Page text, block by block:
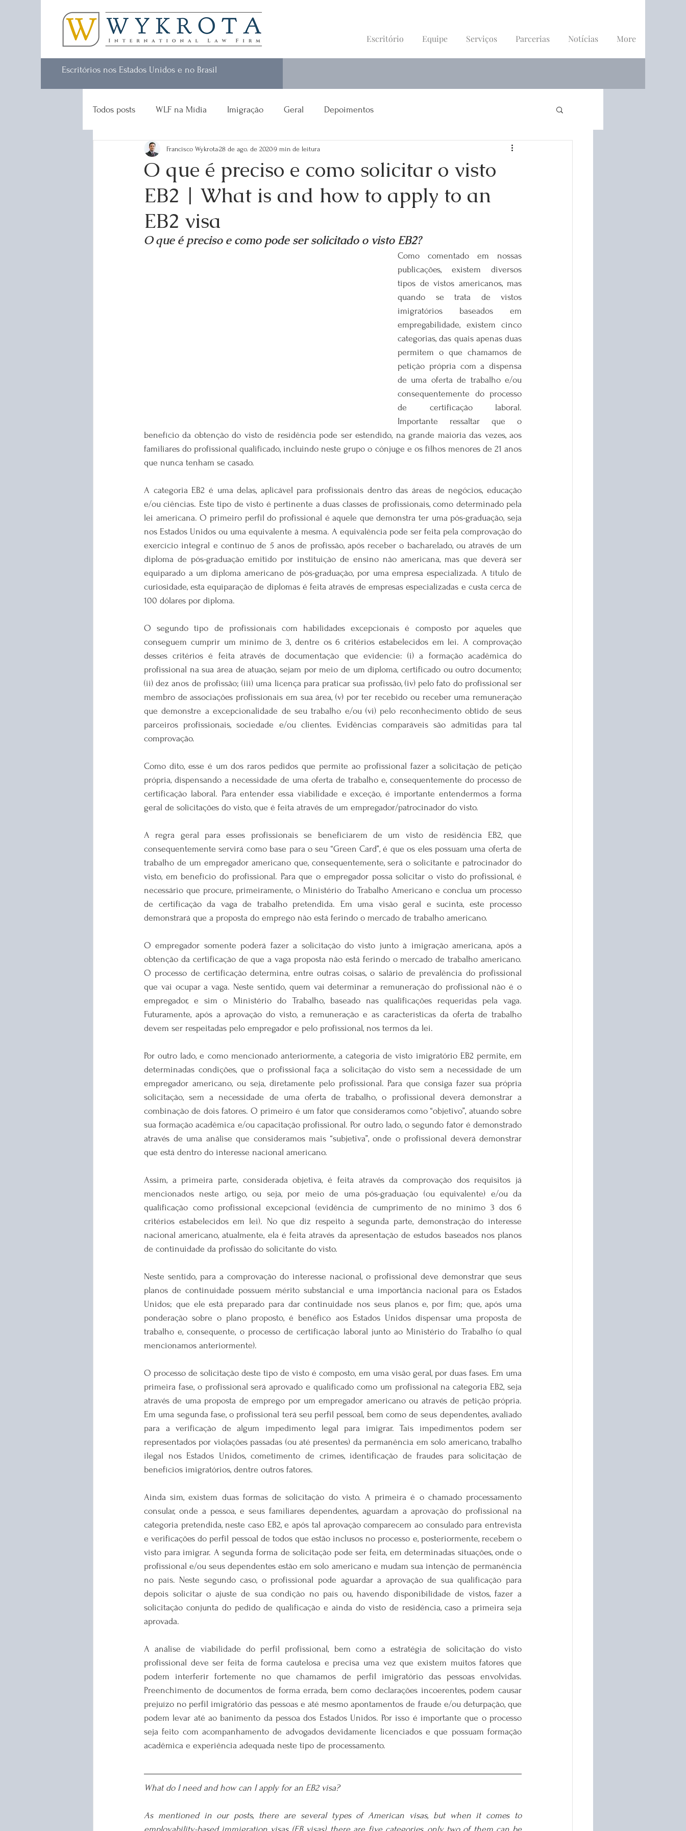
Escritório Equipe Serviços Parcerias Notícias More
Escritórios nos Estados Unidos e no Brasil
Todos posts WLF na Mídia Imigração Geral Depoimentos
O que é preciso e como solicitar o visto
EB2 | What is and how to apply to an
EB2 visa
Francisco Wykrota28 de ago. de 20209 min de leitura
O que é preciso e como pode ser solicitado o visto EB2?
Como comentado em nossas
publicações, existem diversos
tipos de vistos americanos, mas
quando se trata de vistos
imigratórios baseados em
empregabilidade, existem cinco
categorias, das quais apenas duas
permitem o que chamamos de
petição própria com a dispensa
de uma oferta de trabalho e/ou
consequentemente do processo
de certificação laboral.
Importante ressaltar que o
benefício da obtenção do visto de residência pode ser estendido, na grande maioria das vezes, aos
familiares do profissional qualificado, incluindo neste grupo o cônjuge e os filhos menores de 21 anos
que nunca tenham se casado.
A categoria EB2 é uma delas, aplicável para profissionais dentro das áreas de negócios, educação
e/ou ciências. Este tipo de visto é pertinente a duas classes de profissionais, como determinado pela
lei americana. O primeiro perfil do profissional é aquele que demonstra ter uma pós-graduação, seja
nos Estados Unidos ou uma equivalente à mesma. A equivalência pode ser feita pela comprovação do
exercício integral e contínuo de 5 anos de profissão, após receber o bacharelado, ou através de um
diploma de pós-graduação emitido por instituição de ensino não americana, mas que deverá ser
equiparado a um diploma americano de pós-graduação, por uma empresa especializada. A título de
curiosidade, esta equiparação de diplomas é feita através de empresas especializadas e custa cerca de
100 dólares por diploma.
O segundo tipo de profissionais com habilidades excepcionais é composto por aqueles que
conseguem cumprir um mínimo de 3, dentre os 6 critérios estabelecidos em lei. A comprovação
desses critérios é feita através de documentação que evidencie: (i) a formação acadêmica do
profissional na sua área de atuação, sejam por meio de um diploma, certificado ou outro documento;
(ii) dez anos de profissão; (iii) uma licença para praticar sua profissão, (iv) pelo fato do profissional ser
membro de associações profissionais em sua área, (v) por ter recebido ou receber uma remuneração
que demonstre a excepcionalidade de seu trabalho e/ou (vi) pelo reconhecimento obtido de seus
parceiros profissionais, sociedade e/ou clientes. Evidências comparáveis são admitidas para tal
comprovação.
Como dito, esse é um dos raros pedidos que permite ao profissional fazer a solicitação de petição
própria, dispensando a necessidade de uma oferta de trabalho e, consequentemente do processo de
certificação laboral. Para entender essa viabilidade e exceção, é importante entendermos a forma
geral de solicitações do visto, que é feita através de um empregador/patrocinador do visto.
A regra geral para esses profissionais se beneficiarem de um visto de residência EB2, que
consequentemente servirá como base para o seu “Green Card”, é que os eles possuam uma oferta de
trabalho de um empregador americano que, consequentemente, será o solicitante e patrocinador do
visto, em benefício do profissional. Para que o empregador possa solicitar o visto do profissional, é
necessário que procure, primeiramente, o Ministério do Trabalho Americano e conclua um processo
de certificação da vaga de trabalho pretendida. Em uma visão geral e sucinta, este processo
demonstrará que a proposta do emprego não está ferindo o mercado de trabalho americano.
O empregador somente poderá fazer a solicitação do visto junto à imigração americana, após a
obtenção da certificação de que a vaga proposta não está ferindo o mercado de trabalho americano.
O processo de certificação determina, entre outras coisas, o salário de prevalência do profissional
que vai ocupar a vaga. Neste sentido, quem vai determinar a remuneração do profissional não é o
empregador, e sim o Ministério do Trabalho, baseado nas qualificações requeridas pela vaga.
Futuramente, após a aprovação do visto, a remuneração e as características da oferta de trabalho
devem ser respeitadas pelo empregador e pelo profissional, nos termos da lei.
Por outro lado, e como mencionado anteriormente, a categoria de visto imigratório EB2 permite, em
determinadas condições, que o profissional faça a solicitação do visto sem a necessidade de um
empregador americano, ou seja, diretamente pelo profissional. Para que consiga fazer sua própria
solicitação, sem a necessidade de uma oferta de trabalho, o profissional deverá demonstrar a
combinação de dois fatores. O primeiro é um fator que consideramos como “objetivo”, atuando sobre
sua formação acadêmica e/ou capacitação profissional. Por outro lado, o segundo fator é demonstrado
através de uma análise que consideramos mais “subjetiva”, onde o profissional deverá demonstrar
que está dentro do interesse nacional americano.
Assim, a primeira parte, considerada objetiva, é feita através da comprovação dos requisitos já
mencionados neste artigo, ou seja, por meio de uma pós-graduação (ou equivalente) e/ou da
qualificação como profissional excepcional (evidência de cumprimento de no mínimo 3 dos 6
critérios estabelecidos em lei). No que diz respeito à segunda parte, demonstração do interesse
nacional americano, atualmente, ela é feita através da apresentação de estudos baseados nos planos
de continuidade da profissão do solicitante do visto.
Neste sentido, para a comprovação do interesse nacional, o profissional deve demonstrar que seus
planos de continuidade possuem mérito substancial e uma importância nacional para os Estados
Unidos; que ele está preparado para dar continuidade nos seus planos e, por fim; que, após uma
ponderação sobre o plano proposto, é benéfico aos Estados Unidos dispensar uma proposta de
trabalho e, consequente, o processo de certificação laboral junto ao Ministério do Trabalho (o qual
mencionamos anteriormente).
O processo de solicitação deste tipo de visto é composto, em uma visão geral, por duas fases. Em uma
primeira fase, o profissional será aprovado e qualificado como um profissional na categoria EB2, seja
através de uma proposta de emprego por um empregador americano ou através de petição própria.
Em uma segunda fase, o profissional terá seu perfil pessoal, bem como de seus dependentes, avaliado
para a verificação de algum impedimento legal para imigrar. Tais impedimentos podem ser
representados por violações passadas (ou até presentes) da permanência em solo americano, trabalho
ilegal nos Estados Unidos, cometimento de crimes, identificação de fraudes para solicitação de
benefícios imigratórios, dentre outros fatores.
Ainda sim, existem duas formas de solicitação do visto. A primeira é o chamado processamento
consular, onde a pessoa, e seus familiares dependentes, aguardam a aprovação do profissional na
categoria pretendida, neste caso EB2, e após tal aprovação comparecem ao consulado para entrevista
e verificações do perfil pessoal de todos que estão inclusos no processo e, posteriormente, recebem o
visto para imigrar. A segunda forma de solicitação pode ser feita, em determinadas situações, onde o
profissional e/ou seus dependentes estão em solo americano e mudam sua intenção de permanência
no país. Neste segundo caso, o profissional pode aguardar a aprovação de sua qualificação para
depois solicitar o ajuste de sua condição no país ou, havendo disponibilidade de vistos, fazer a
solicitação conjunta do pedido de qualificação e ainda do visto de residência, caso a primeira seja
aprovada.
A análise de viabilidade do perfil profissional, bem como a estratégia de solicitação do visto
profissional deve ser feita de forma cautelosa e precisa uma vez que existem muitos fatores que
podem interferir fortemente no que chamamos de perfil imigratório das pessoas envolvidas.
Preenchimento de documentos de forma errada, bem como declarações incoerentes, podem causar
prejuízo no perfil imigratório das pessoas e até mesmo apontamentos de fraude e/ou deturpação, que
podem levar até ao banimento da pessoa dos Estados Unidos. Por isso é importante que o processo
seja feito com acompanhamento de advogados devidamente licenciados e que possuam formação
acadêmica e experiência adequada neste tipo de processamento.
What do I need and how can I apply for an EB2 visa?
As mentioned in our posts, there are several types of American visas, but when it comes to